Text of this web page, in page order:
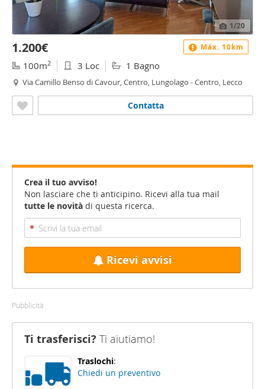
1/20
1.200€
100m2 3 Loc 1 Bagno
Via Camillo Benso di Cavour, Centro, Lungolago - Centro, Lecco
Contatta
Máx. 10km
Crea il tuo avviso!
Non lasciare che ti anticipino. Ricevi alla tua mail
tutte le novità di questa ricerca.
Ricevi avvisi
Pubblicità
Ti trasferisci? Ti aiutiamo!
Traslochi:
Chiedi un preventivo